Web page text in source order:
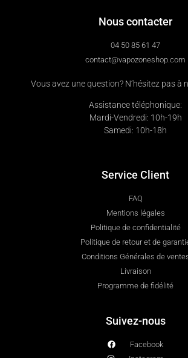
Nous contacter
04 50 85 61 47
contact@vapozoneshop.com
Vous avez une question? N’hésitez pas à
Assistance téléphonique:
Mardi-Vendredi: 10h-19h
Samedi: 10h-18h
Service Client
FAQ
Mentions légales
Politique de confidentialité
Politique de retour et de
Conditions Générales de
Livraison
Programme de fidélité
Suivez-nous
Facebook